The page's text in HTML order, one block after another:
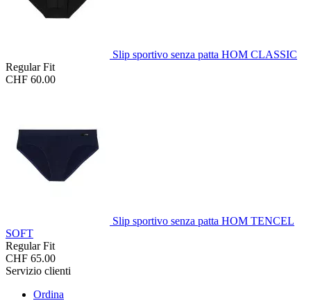
Slip sportivo senza patta HOM CLASSIC
Regular Fit
CHF 60.00
Slip sportivo senza patta HOM TENCEL
SOFT
Regular Fit
CHF 65.00
Servizio clienti
Ordina